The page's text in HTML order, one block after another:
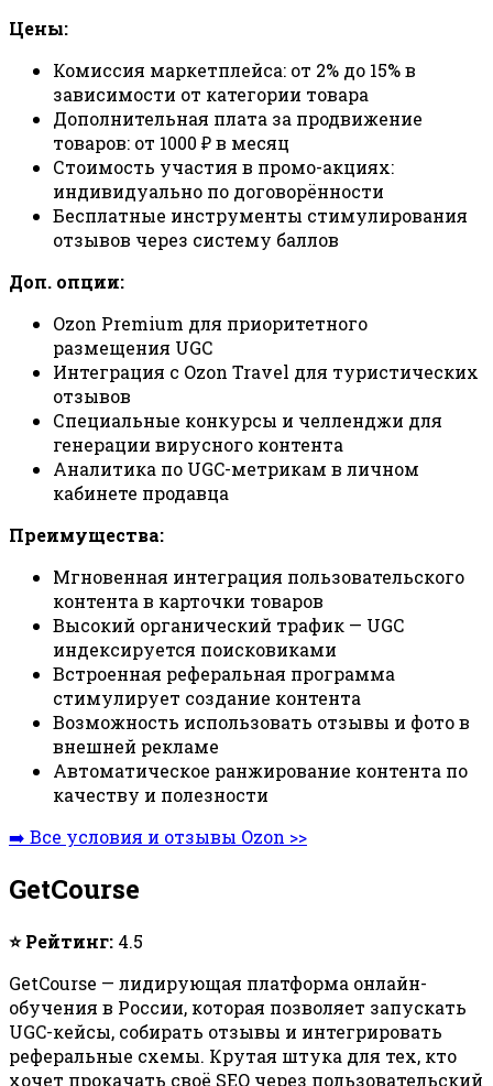
Цены:
Комиссия маркетплейса: от 2% до 15% в
зависимости от категории товара
Дополнительная плата за продвижение
товаров: от 1000 ₽ в месяц
Стоимость участия в промо-акциях:
индивидуально по договорённости
Бесплатные инструменты стимулирования
отзывов через систему баллов
Доп. опции:
Ozon Premium для приоритетного
размещения UGC
Интеграция с Ozon Travel для туристических
отзывов
Специальные конкурсы и челленджи для
генерации вирусного контента
Аналитика по UGC-метрикам в личном
кабинете продавца
Преимущества:
Мгновенная интеграция пользовательского
контента в карточки товаров
Высокий органический трафик — UGC
индексируется поисковиками
Встроенная реферальная программа
стимулирует создание контента
Возможность использовать отзывы и фото в
внешней рекламе
Автоматическое ранжирование контента по
качеству и полезности
➡️ Все условия и отзывы Ozon >>
GetCourse
⭐ Рейтинг: 4.5
GetCourse — лидирующая платформа онлайн-
обучения в России, которая позволяет запускать
UGC-кейсы, собирать отзывы и интегрировать
реферальные схемы. Крутая штука для тех, кто
хочет прокачать своё SEO через пользовательский